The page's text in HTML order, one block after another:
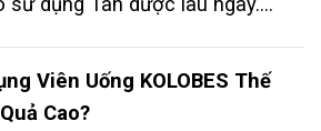
Viên Uống KOLOBES Thế
Cao?